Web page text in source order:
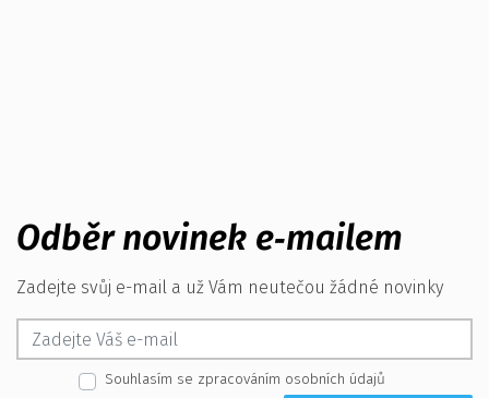
Odběr novinek e‑mailem
Zadejte svůj e-mail a už Vám neutečou žádné novinky
Souhlasím se zpracováním osobních údajů